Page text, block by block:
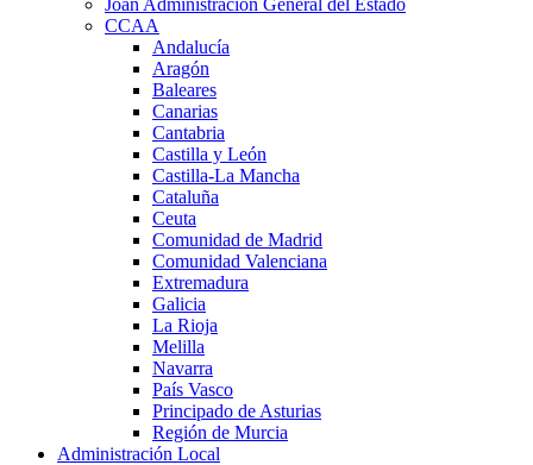
CCAA
Andalucía
Aragón
Baleares
Canarias
Cantabria
Castilla y León
Castilla-La Mancha
Cataluña
Ceuta
Comunidad de Madrid
Comunidad Valenciana
Extremadura
Galicia
La Rioja
Melilla
Navarra
País Vasco
Principado de Asturias
Región de Murcia
Administración Local